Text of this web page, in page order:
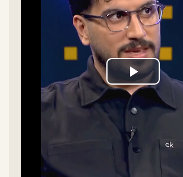
Play
Video